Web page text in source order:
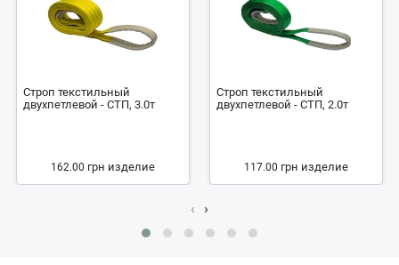
Строп текстильный
двухпетлевой - СТП, 3.0т
162.00 грн изделие
Строп текстильный
двухпетлевой - СТП, 2.0т
117.00 грн изделие
‹ ›